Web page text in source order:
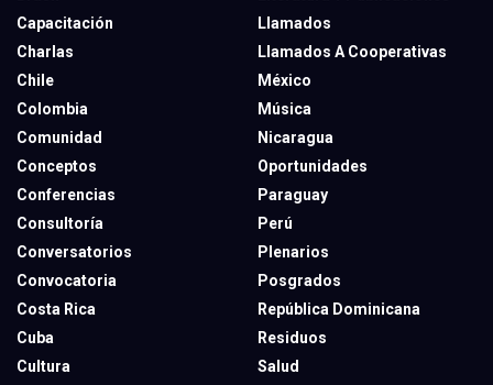
Capacitación
Charlas
Chile
Colombia
Comunidad
Conceptos
Conferencias
Consultoría
Conversatorios
Convocatoria
Costa Rica
Cuba
Cultura
Llamados
Llamados A Cooperativas
México
Música
Nicaragua
Oportunidades
Paraguay
Perú
Plenarios
Posgrados
República Dominicana
Residuos
Salud